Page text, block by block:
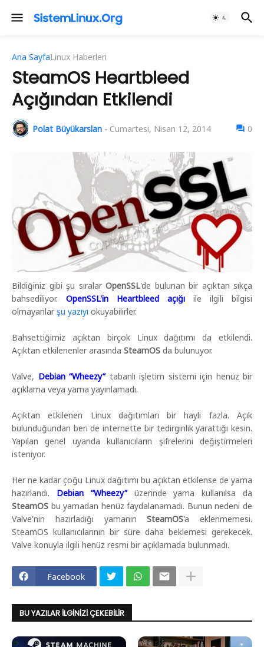
Ana SayfaLinux Haberleri
SteamOS Heartbleed
Açığından Etkilendi
Polat Büyükarslan - Cumartesi, Nisan 12, 2014 0
Bildiğiniz gibi şu sıralar OpenSSL'de bulunan bir açıktan sıkça
bahsediliyor. OpenSSL'in Heartbleed açığı ile ilgili bilgisi
olmayanlar şu yazıyı okuyabilirler.
Bahsettiğimiz açıktan birçok Linux dağıtımı da etkilendi.
Açıktan etkilenenler arasında SteamOS da bulunuyor.
Valve, Debian “Wheezy”tabanlı işletim sistemi için henüz bir
açıklama veya yama yayınlamadı.
Açıktan etkilenen Linux dağıtımları bir hayli fazla. Açık
bulunduğundan beri de internette bir tedirginlik yarattığı kesin.
Yapılan genel uyarıda kullanıcıların şifrelerini değiştirmeleri
isteniyor.
Her ne kadar çoğu Linux dağıtımı bu açıktan etkilense de yama
hazırlandı. Debian “Wheezy”üzerinde yama kullanılsa da
SteamOS bu yamadan henüz faydalanamadı. Bunun nedeni de
Valve'nin hazırladığı yamanınSteamOS'a eklenmemesi.
SteamOS kullanıcılarının bir süre daha beklemesi gerekecek.
Valve konuyla ilgili henüz resmi bir açıklamada bulunmadı.
Facebook
BU YAZILAR İLGINIZI ÇEKEBILIR